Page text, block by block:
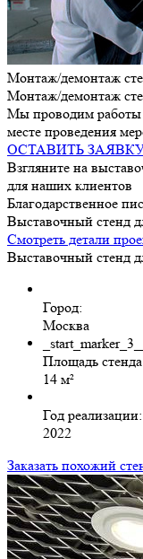
Монтаж/демонтаж
Монтаж/демонтаж
Мы проводим работы
месте проведения
ОСТАВИТЬ
Взгляните на
для наших клиентов
Благодарственное
Выставочный стенд
Смотреть детали
Выставочный стенд
Город:
Москва
_start_marker_3__
Площадь
14 м²
Год реализации:
2022
Заказать похожий